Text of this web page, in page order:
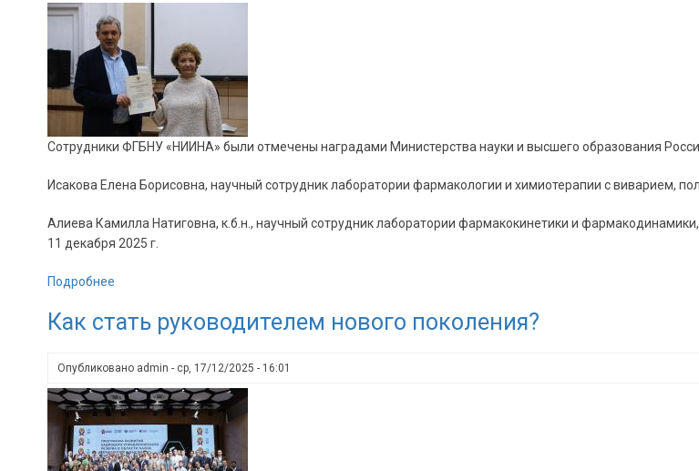
Сергеевича
Поварова
Сотрудники ФГБНУ «НИИНА» были отмечены наградами Министерства науки и высшего образования
Исакова Елена Борисовна, научный сотрудник лаборатории фармакологии и химиотерапии с виварием,
Алиева Камилла Натиговна, к.б.н., научный сотрудник лаборатории фармакокинетики и
11 декабря 2025 г.
Подробнее
ФГБНУ
наградами
Министерства
науки
и
Как стать руководителем нового поколения?
Опубликовано admin - ср, 17/12/2025 - 16:01